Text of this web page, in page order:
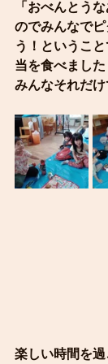
「おべんとう
のでみんなで
う！というこ
当を食べました
みんなそれだ
楽しい時間を